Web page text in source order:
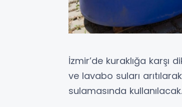
İzmir’de kuraklığa
ve lavabo suları
sulamasında kullanılacak.